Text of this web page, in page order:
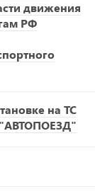
движения
РФ
на ТС
"АВТОПОЕЗД"